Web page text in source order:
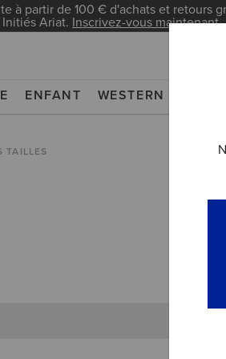
à partir de 100 € d'achats et retours
Initiés Ariat. Inscrivez-vous maintenant
ENFANT WESTERN
TAILLES